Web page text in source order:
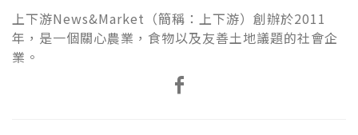
上下游News&Market（簡稱：上下游）創辦於2011
年，是一個關心農業，食物以及友善土地議題的社會企
業。